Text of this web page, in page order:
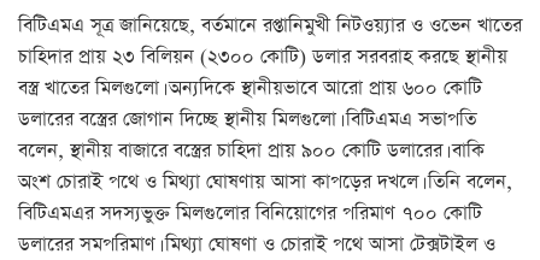
বিটিএমএ সূত্র জানিয়েছে, বর্তমানে রপ্তানিমুখী নিটওয়্যার ও ওভেন খাতের
চাহিদার প্রায় ২৩ বিলিয়ন (২৩০০ কোটি) ডলার সরবরাহ করছে স্থানীয়
বস্ত্র খাতের মিলগুলো। অন্যদিকে স্থানীয়ভাবে আরো প্রায় ৬০০ কোটি
ডলারের বস্ত্রের জোগান দিচ্ছে স্থানীয় মিলগুলো। বিটিএমএ সভাপতি
বলেন, স্থানীয় বাজারে বস্ত্রের চাহিদা প্রায় ৯০০ কোটি ডলারের। বাকি
অংশ চোরাই পথে ও মিথ্যা ঘোষণায় আসা কাপড়ের দখলে। তিনি বলেন,
বিটিএমএর সদস্যভুক্ত মিলগুলোর বিনিয়োগের পরিমাণ ৭০০ কোটি
ডলারের সমপরিমাণ। মিথ্যা ঘোষণা ও চোরাই পথে আসা টেক্সটাইল ও